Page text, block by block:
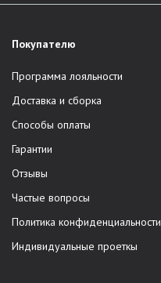
Покупателю
Программа лояльности
Доставка и сборка
Способы оплаты
Гарантии
Отзывы
Частые вопросы
Политика конфиденциальности
Индивидуальные проеткы